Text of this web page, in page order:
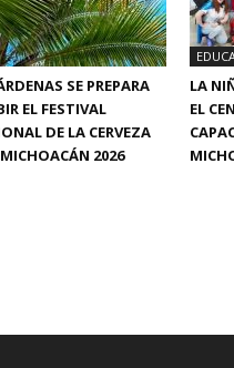
SE PREPARA
EL FESTIVAL
DE LA CERVEZA
2026
LA
EL